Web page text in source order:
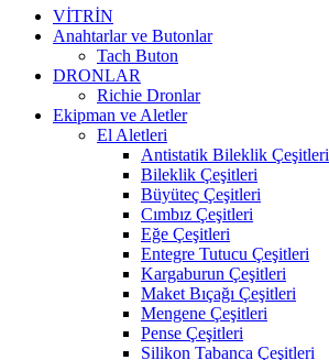
VİTRİN
Anahtarlar ve Butonlar
Tach Buton
DRONLAR
Richie Dronlar
Ekipman ve Aletler
El Aletleri
Antistatik Bileklik Çeşitleri
Bileklik Çeşitleri
Büyüteç Çeşitleri
Cımbız Çeşitleri
Eğe Çeşitleri
Entegre Tutucu Çeşitleri
Kargaburun Çeşitleri
Maket Bıçağı Çeşitleri
Mengene Çeşitleri
Pense Çeşitleri
Silikon Tabanca Çeşitleri